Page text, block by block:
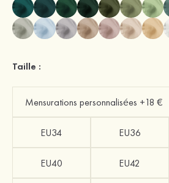
Taille :
Mensurations personnalisées +18 €
EU34 EU36
EU40 EU42